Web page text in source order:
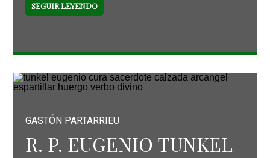
SEGUIR LEYENDO
GASTÓN PARTARRIEU
R. P. EUGENIO TUNKEL